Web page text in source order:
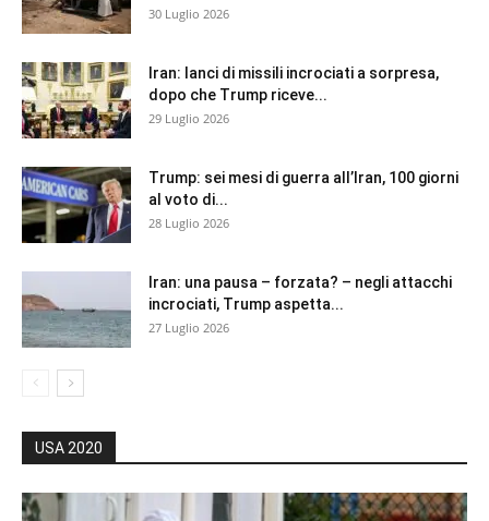
30 Luglio 2026
Iran: lanci di missili incrociati a sorpresa,
dopo che Trump riceve...
29 Luglio 2026
Trump: sei mesi di guerra all’Iran, 100 giorni
al voto di...
28 Luglio 2026
Iran: una pausa – forzata? – negli attacchi
incrociati, Trump aspetta...
27 Luglio 2026
USA 2020